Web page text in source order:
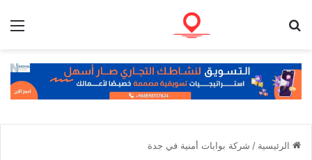
الرئيسية / شركة بوابات أمنية في جدة